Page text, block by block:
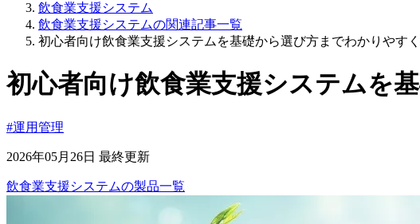
飲食業支援システム
飲食業支援システムの関連記事一覧
初心者向け飲食業支援システムを基礎から選び方までわかりやす
初心者向け飲食業支援システムを
#運用管理
2026年05月26日 最終更新
飲食業支援システムの製品一覧